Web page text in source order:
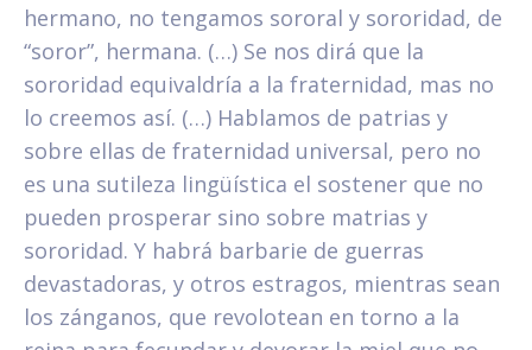
hermano, no tengamos sororal y sororidad, de
“soror”, hermana. (…) Se nos dirá que la
sororidad equivaldría a la fraternidad, mas no
lo creemos así. (…) Hablamos de patrias y
sobre ellas de fraternidad universal, pero no
es una sutileza lingüística el sostener que no
pueden prosperar sino sobre matrias y
sororidad. Y habrá barbarie de guerras
devastadoras, y otros estragos, mientras sean
los zánganos, que revolotean en torno a la